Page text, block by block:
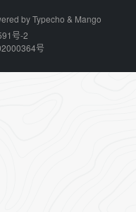
byTypecho & Mango
号-2
号